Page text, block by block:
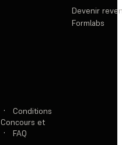
Devenir
Formlabs
·
Conditions
Concours et
· FAQ